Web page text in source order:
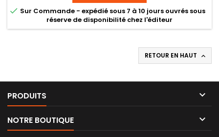
 Sur Commande - expédié sous 7 à 10 jours ouvrés sous
réserve de disponibilité chez l'éditeur
RETOUR EN HAUT 
PRODUITS 
NOTRE BOUTIQUE 